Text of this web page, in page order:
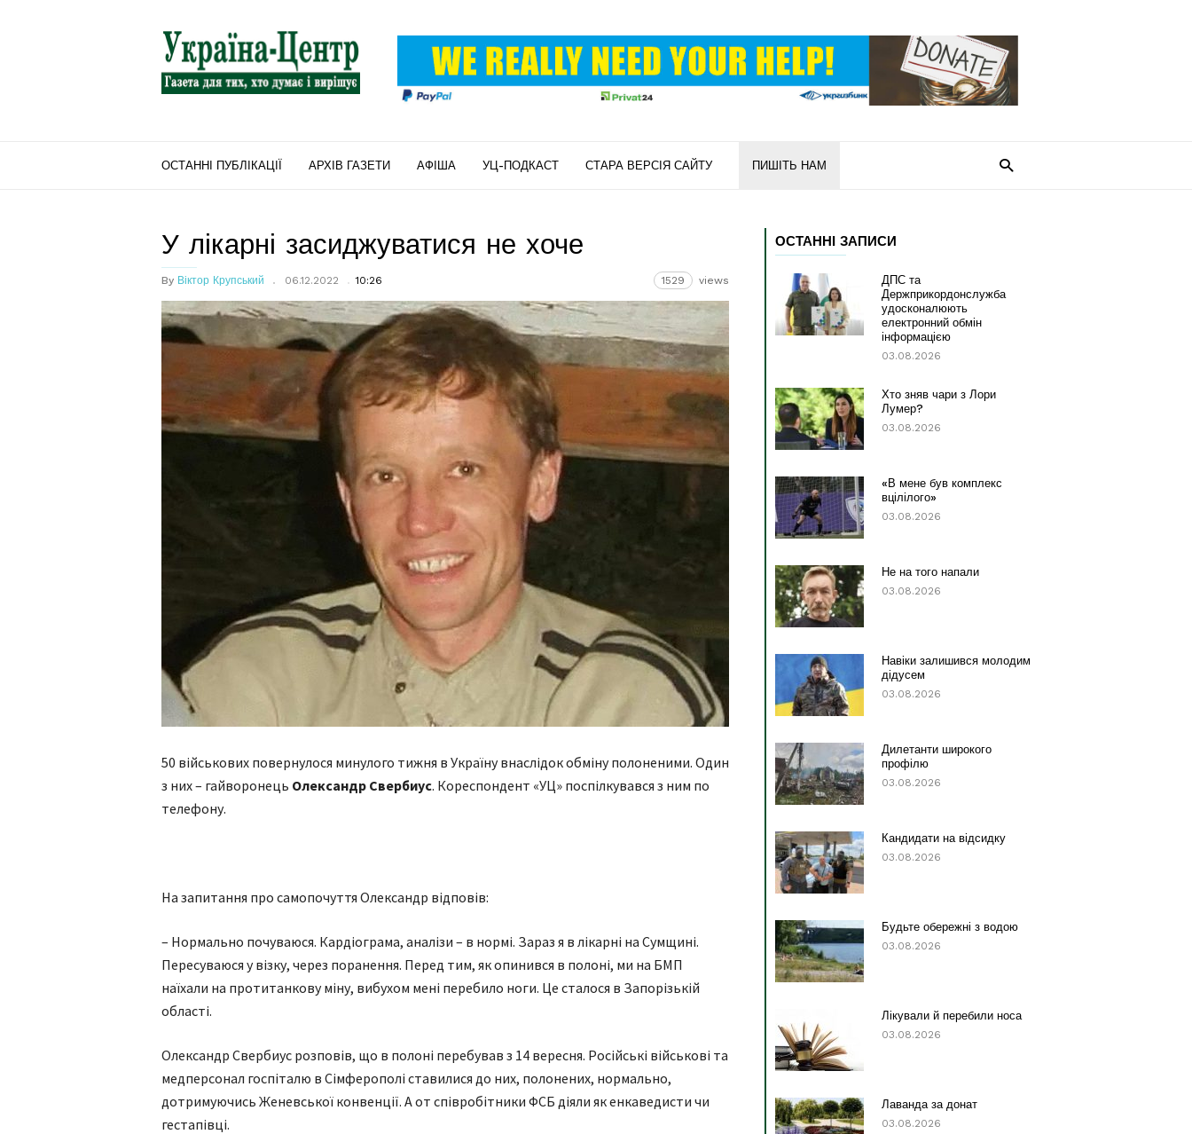
"Україна-
Центр"
ОСТАННІ ПУБЛІКАЦІЇ АРХІВ ГАЗЕТИ АФІША УЦ-ПОДКАСТ СТАРА ВЕРСІЯ САЙТУ ПИШІТЬ НАМ
У лікарні засиджуватися не хоче
By Віктор Крупський 06.12.2022 10:26 1529 views
50 військових повернулося минулого тижня в Україну внаслідок обміну полоненими. Один
з них – гайворонець Олександр Свербиус. Кореспондент «УЦ» поспілкувався з ним по
телефону.
На запитання про самопочуття Олександр відповів:
– Нормально почуваюся. Кардіограма, аналізи – в нормі. Зараз я в лікарні на Сумщині.
Пересуваюся у візку, через поранення. Перед тим, як опинився в полоні, ми на БМП
наїхали на протитанкову міну, вибухом мені перебило ноги. Це сталося в Запорізькій
області.
Олександр Свербиус розповів, що в полоні перебував з 14 вересня. Російські військові та
медперсонал госпіталю в Сімферополі ставилися до них, полонених, нормально,
дотримуючись Женевської конвенції. А от співробітники ФСБ діяли як енкаведисти чи
гестапівці.
ОСТАННІ ЗАПИСИ
ДПС та
Держприкордонслужба
удосконалюють
електронний обмін
інформацією
03.08.2026
Хто зняв чари з Лори
Лумер?
03.08.2026
«В мене був комплекс
вцілілого»
03.08.2026
Не на того напали
03.08.2026
Навіки залишився молодим
дідусем
03.08.2026
Дилетанти широкого
профілю
03.08.2026
Кандидати на відсидку
03.08.2026
Будьте обережні з водою
03.08.2026
Лікували й перебили носа
03.08.2026
Лаванда за донат
03.08.2026